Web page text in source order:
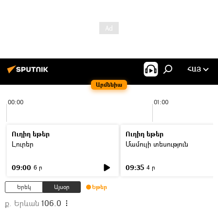
Արմենիա
ՀԱՅ
00:00 01:00
Ուղիղ եթեր
Լուրեր
09:00 6 ր
Ուղիղ եթեր
Մամուլի տեսություն
09:35 4 ր
Երեկ Այսօր Եթեր
ք. Երևան 106.0